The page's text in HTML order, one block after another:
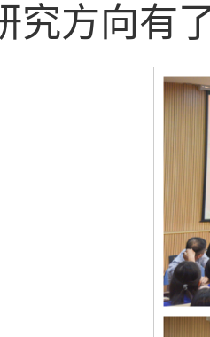
究方向有